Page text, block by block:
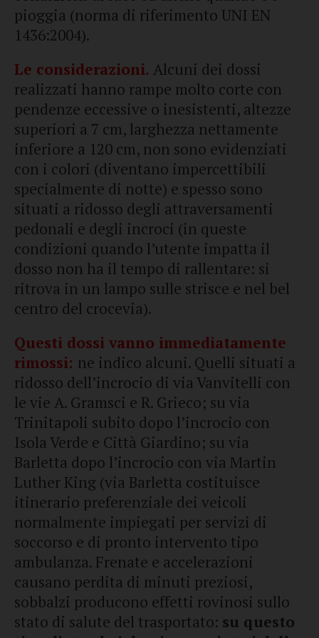
pioggia (norma di riferimento UNI EN
1436:2004).
Le considerazioni. Alcuni dei dossi
realizzati hanno rampe molto corte con
pendenze eccessive o inesistenti, altezze
superiori a 7 cm, larghezza nettamente
inferiore a 120 cm, non sono evidenziati
con i colori (diventano impercettibili
specialmente di notte) e spesso sono
situati a ridosso degli attraversamenti
pedonali e degli incroci (in queste
condizioni quando l’utente impatta il
dosso non ha il tempo di rallentare: si
ritrova in un lampo sulle strisce e nel bel
centro del crocevia).
Questi dossi vanno immediatamente
rimossi: ne indico alcuni. Quelli situati a
ridosso dell’incrocio di via Vanvitelli con
le vie A. Gramsci e R. Grieco; su via
Trinitapoli subito dopo l’incrocio con
Isola Verde e Città Giardino; su via
Barletta dopo l’incrocio con via Martin
Luther King (via Barletta costituisce
itinerario preferenziale dei veicoli
normalmente impiegati per servizi di
soccorso e di pronto intervento tipo
ambulanza. Frenate e accelerazioni
causano perdita di minuti preziosi,
sobbalzi producono effetti rovinosi sullo
stato di salute del trasportato: su questo